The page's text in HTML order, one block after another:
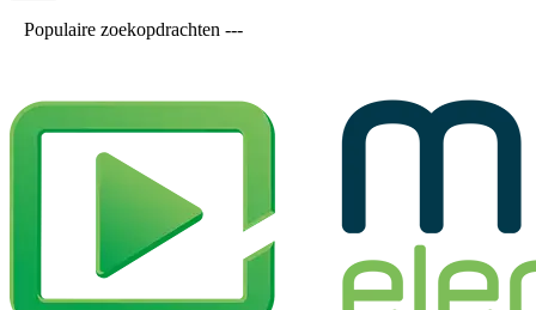
Populaire zoekopdrachten ---